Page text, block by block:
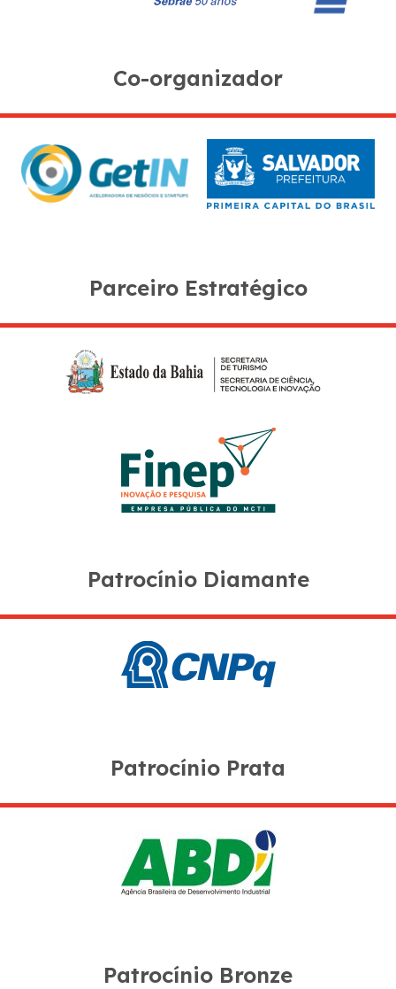
Co-organizador
Parceiro Estratégico
Patrocínio Diamante
Patrocínio Prata
Patrocínio Bronze